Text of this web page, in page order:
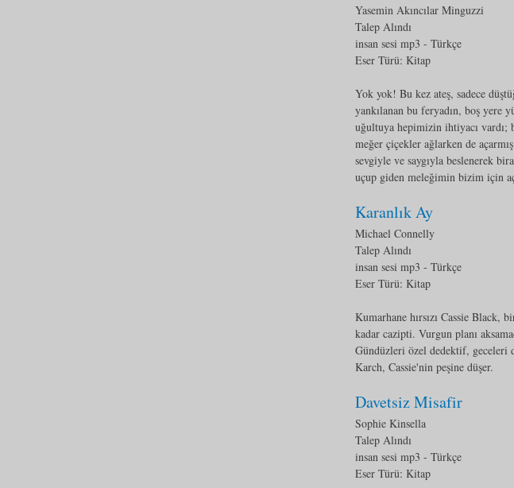
Yasemin Akıncılar Minguzzi
Talep Alındı
insan sesi mp3 - Türkçe
Eser Türü: Kitap
Yok yok! Bu kez ateş, sadece
yankılanan bu feryadın, boş yere
uğultuya hepimizin ihtiyacı vardı;
meğer çiçekler ağlarken de
sevgiyle ve saygıyla beslenerek
uçup giden meleğimin bizim için
Karanlık Ay
Michael Connelly
Talep Alındı
insan sesi mp3 - Türkçe
Eser Türü: Kitap
Kumarhane hırsızı Cassie
kadar cazipti. Vurgun planı
Gündüzleri özel dedektif, geceleri
Karch, Cassie'nin peşine düşer.
Davetsiz Misafir
Sophie Kinsella
Talep Alındı
insan sesi mp3 - Türkçe
Eser Türü: Kitap